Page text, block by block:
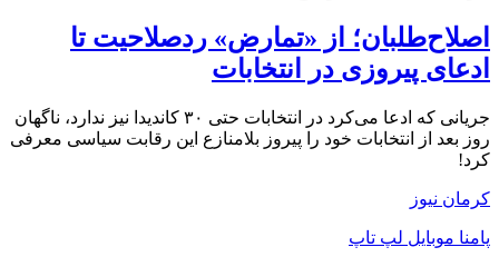
اصلاح‌طلبان؛ از «تمارض» ردصلاحیت تا
ادعای پیروزی در انتخابات
جریانی که ادعا می‌کرد در انتخابات حتی ۳۰ کاندیدا نیز ندارد، ناگهان
روز بعد از انتخابات خود را پیروز بلامنازع این رقابت سیاسی معرفی
کرد!
کرمان نیوز
پامنا موبایل لپ تاپ